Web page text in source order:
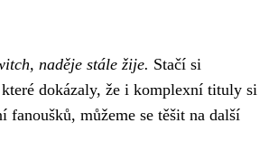
naděje stále žije. Stačí si
dokázaly, že i komplexní tituly si
fanoušků, můžeme se těšit na další